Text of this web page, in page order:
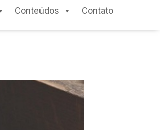
Conteúdos Contato